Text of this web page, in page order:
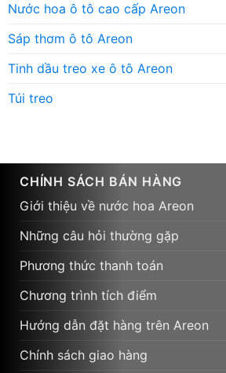
Nước hoa ô tô cao cấp Areon
Sáp thơm ô tô Areon
Tinh dầu treo xe ô tô Areon
Túi treo
CHÍNH SÁCH BÁN HÀNG
Giới thiệu về nước hoa Areon
Những câu hỏi thường gặp
Phương thức thanh toán
Chương trình tích điểm
Hướng dẫn đặt hàng trên Areon
Chính sách giao hàng